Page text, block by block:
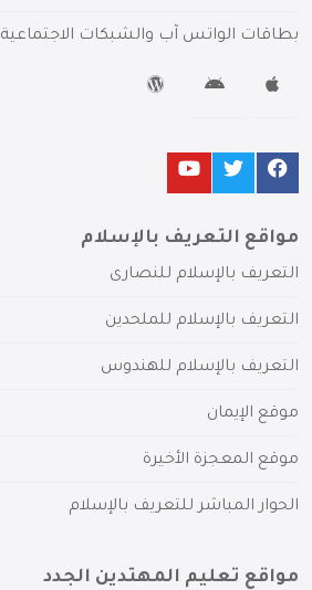
بطاقات الواتس آب والشبكات الاجتماعية
مواقع التعريف بالإسلام
التعريف بالإسلام للنصارى
التعريف بالإسلام للملحدين
التعريف بالإسلام للهندوس
موقع الإيمان
موقع المعجزة الأخيرة
الحوار المباشر للتعريف بالإسلام
مواقع تعليم المهتدين الجدد